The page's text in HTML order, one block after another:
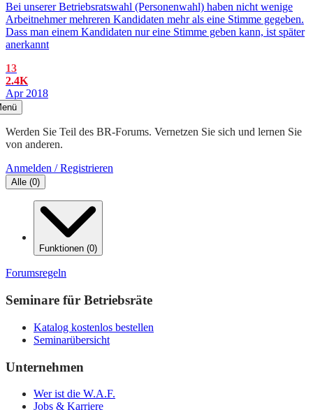
Bei unserer Betriebsratswahl (Personenwahl) haben nicht wenige
Arbeitnehmer mehreren Kandidaten mehr als eine Stimme gegeben.
Dass man einem Kandidaten nur eine Stimme geben kann, ist später
anerkannt
13
2.4K
Apr 2018
Werden Sie Teil des BR-Forums. Vernetzen Sie sich und lernen Sie
von anderen.
Anmelden / Registrieren
Alle (0)
Funktionen (0)
Forumsregeln
Seminare für Betriebsräte
Katalog kostenlos bestellen
Seminarübersicht
Unternehmen
Wer ist die W.A.F.
Jobs & Karriere